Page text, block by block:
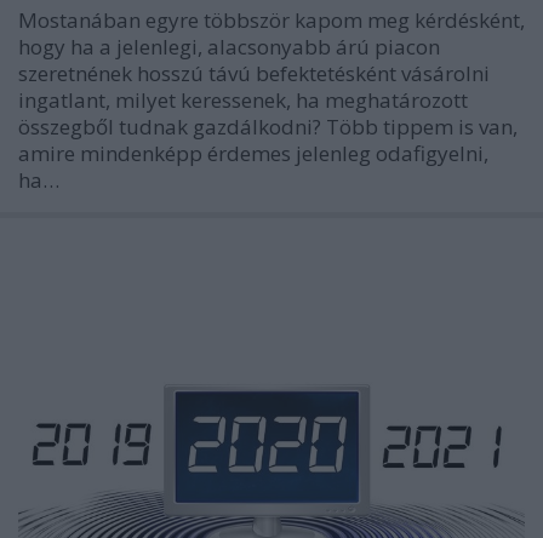
Mostanában egyre többször kapom meg kérdésként,
hogy ha a jelenlegi, alacsonyabb árú piacon
szeretnének hosszú távú befektetésként vásárolni
ingatlant, milyet keressenek, ha meghatározott
összegből tudnak gazdálkodni? Több tippem is van,
amire mindenképp érdemes jelenleg odafigyelni,
ha…